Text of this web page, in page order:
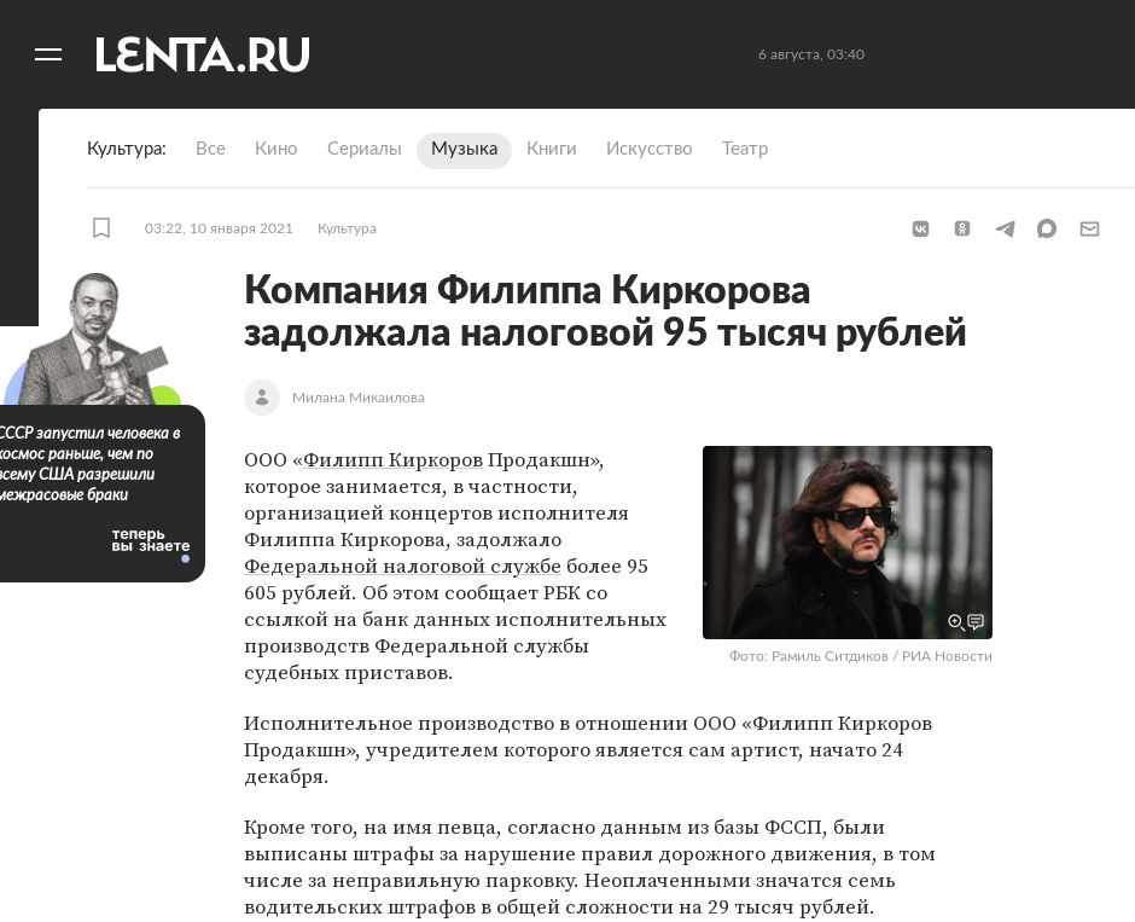
6 августа, 03:40
Культура Все Кино Сериалы Музыка Книги Искусство Театр
03:22, 10 января 2021 Культура
Компания Филиппа Киркорова
задолжала налоговой 95 тысяч рублей
Милана Микаилова
Фото: Рамиль Ситдиков / РИА Новости
ООО «Филипп КиркоровПродакшн»,
которое занимается, в частности,
организацией концертов исполнителя
Филиппа Киркорова, задолжало
Федеральной налоговой службе более 95
605 рублей. Об этом сообщает РБК со
ссылкой на банк данных исполнительных
производств Федеральной службы
судебных приставов.
Исполнительное производство в отношении ООО «Филипп Киркоров
Продакшн», учредителем которого является сам артист, начато 24
декабря.
Кроме того, на имя певца, согласно данным из базы ФССП, были
выписаны штрафы за нарушение правил дорожного движения, в том
числе за неправильную парковку. Неоплаченными значатся семь
водительских штрафов в общей сложности на 29 тысяч рублей.
запустил человека в
раньше, чем по
США разрешили
браки